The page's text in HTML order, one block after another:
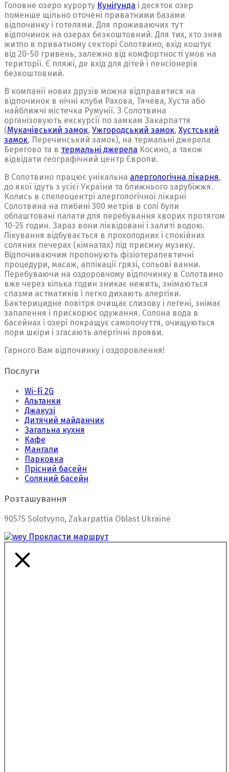
Головне озеро курорту Кунігунда і десяток озер
поменше щільно оточені приватними базами
відпочинку і готелями. Для проживаючих тут
відпочинок на озерах безкоштовний. Для тих, хто зняв
житло в приватному секторі Солотвино, вхід коштує
від 20-50 гривень, залежно від комфортності умов на
території. Є пляжі, де вхід для дітей і пенсіонерів
безкоштовний.
В компанії нових друзів можна відправитися на
відпочинок в нічні клуби Рахова, Тячева, Хуста або
найближчі містечка Румунії. З Солотвина
організовують екскурсії по замкам Закарпаття
(Мукачівський замок, Ужгородський замок, Хустський
замок, Перечинський замок), на термальні джерела
Берегово та в термальні джерела Косино, а також
відвідати географічний центр Європи.
В Солотвино працює унікальна алергологічна лікарня,
до якої їдуть з усієї України та ближнього зарубіжжя.
Колись в спелеоцентрі алергологічної лікарні
Солотвина на глибині 300 метрів в солі були
облаштовані палати для перебування хворих протягом
10-25 годин. Зараз вони ліквідовані і залиті водою.
Лікування відбувається в прохолодних і спокійних
соляних печерах (кімнатах) під приємну музику.
Відпочиваючим пропонують фізіотерапевтичні
процедури, масаж, аплікації грязі, сольові ванни.
Перебуваючи на оздоровчому відпочинку в Солотвино
вже через кілька годин зникає нежить, знімаються
спазми астматиків і легко дихають алергіки.
Бактерицидне повітря очищає слизову і легені, знімає
запалення і прискорює одужання. Солона вода в
басейнах і озері покращує самопочуття, очищуються
пори шкіри і згасають алергічні прояви.
Гарного Вам відпочинку і оздоровлення!
Послуги
Wi-Fi 2G
Альтанки
Джакузі
Дитячий майданчик
Загальна кухня
Кафе
Мангали
Парковка
Прісний басейн
Соляний басейн
Розташування
90575 Solotvyno, Zakarpattia Oblast Ukraine
Прокласти маршрут